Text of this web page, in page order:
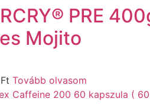
PRE
Mojito
Ft Tovább olvasom